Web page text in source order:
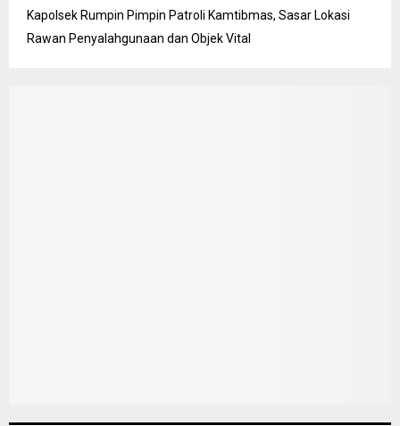
Kapolsek Rumpin Pimpin Patroli Kamtibmas, Sasar Lokasi
Rawan Penyalahgunaan dan Objek Vital